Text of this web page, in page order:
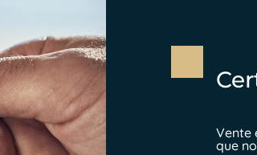
Vente
que